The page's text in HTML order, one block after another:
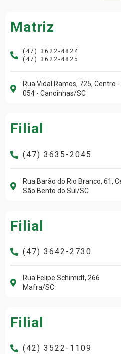
Matriz
(47) 3622-4824
(47) 3622-4825
Rua Vidal Ramos, 725, Centro
054 - Canoinhas/SC
Filial
(47) 3635-2045
Rua Barão do Rio Branco, 61,
São Bento do Sul/SC
Filial
(47) 3642-2730
Rua Felipe Schimidt, 266
Mafra/SC
Filial
(42) 3522-1109